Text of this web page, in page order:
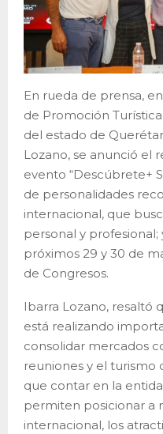
En rueda de prensa,
de Promoción
del estado de
Lozano, se anunció el
evento “Descúbrete+
de personalidades
internacional, que
personal y
próximos 29 y 30 de
de Congresos.
Ibarra Lozano, resaltó
está realizando
consolidar mercados
reuniones y el turismo
que contar en la
permiten posicionar a
internacional, los